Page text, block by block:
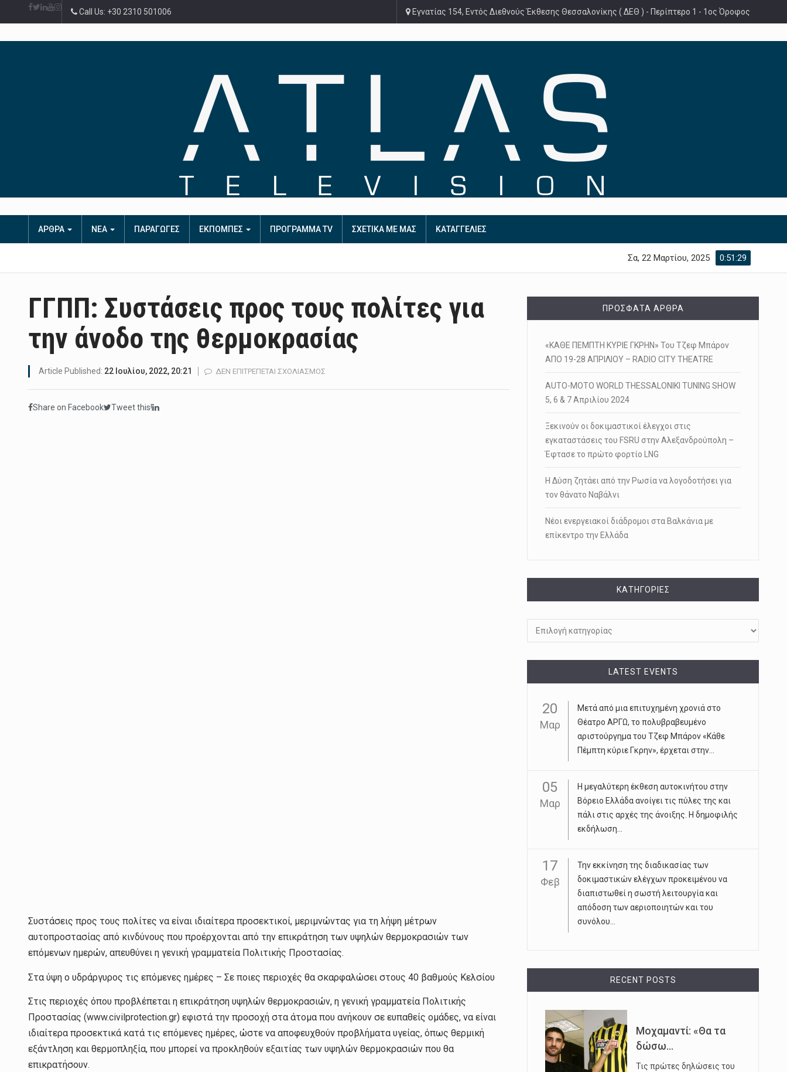
Call Us: +30 2310 501006 Εγνατίας 154, Εντός Διεθνούς Έκθεσης Θεσσαλονίκης ( ΔΕΘ ) - Περίπτερο 1 - 1ος Όροφος
ΑΡΘΡΑ ΝΕΑ ΠΑΡΑΓΩΓΕΣ ΕΚΠΟΜΠΕΣ ΠΡΟΓΡΑΜΜΑ TV ΣΧΕΤΙΚΑ ΜΕ ΜΑΣ ΚΑΤΑΓΓΕΛΙΕΣ
0:51:30
Σα, 22 Μαρτίου, 2025
ΓΓΠΠ: Συστάσεις προς τους πολίτες για
την άνοδο της θερμοκρασίας
Article Published: 22 Ιουλίου, 2022, 20:21 ΔΕΝ ΕΠΙΤΡΈΠΕΤΑΙ ΣΧΟΛΙΑΣΜΌΣ
Share on Facebook Tweet this!
Συστάσεις προς τους πολίτες να είναι ιδιαίτερα προσεκτικοί, μεριμνώντας για τη λήψη μέτρων
αυτοπροστασίας από κινδύνους που προέρχονται από την επικράτηση των υψηλών θερμοκρασιών των
επόμενων ημερών, απευθύνει η γενική γραμματεία Πολιτικής Προστασίας.
Στα ύψη ο υδράργυρος τις επόμενες ημέρες – Σε ποιες περιοχές θα σκαρφαλώσει στους 40 βαθμούς Κελσίου
Στις περιοχές όπου προβλέπεται η επικράτηση υψηλών θερμοκρασιών, η γενική γραμματεία Πολιτικής
Προστασίας (www.civilprotection.gr) εφιστά την προσοχή στα άτομα που ανήκουν σε ευπαθείς ομάδες, να είναι
ιδιαίτερα προσεκτικά κατά τις επόμενες ημέρες, ώστε να αποφευχθούν προβλήματα υγείας, όπως θερμική
εξάντληση και θερμοπληξία, που μπορεί να προκληθούν εξαιτίας των υψηλών θερμοκρασιών που θα
επικρατήσουν.
ΠΡΌΣΦΑΤΑ ΆΡΘΡΑ
«ΚΑΘΕ ΠΕΜΠΤΗ ΚΥΡΙΕ ΓΚΡΗΝ» Του Τζεφ Μπάρον
ΑΠΟ 19-28 ΑΠΡΙΛΙΟΥ – RADIO CITY THEATRE
AUTO-MOTO WORLD THESSALONIKI TUNING SHOW
5, 6 & 7 Απριλίου 2024
Ξεκινούν οι δοκιμαστικοί έλεγχοι στις
εγκαταστάσεις του FSRU στην Αλεξανδρούπολη –
Έφτασε το πρώτο φορτίο LNG
Η Δύση ζητάει από την Ρωσία να λογοδοτήσει για
τον θάνατο Ναβάλνι
Νέοι ενεργειακοί διάδρομοι στα Βαλκάνια με
επίκεντρο την Ελλάδα
KΑΤΗΓΟΡΊΕΣ
LATEST EVENTS
20
Μαρ
Μετά από μια επιτυχημένη χρονιά στο
Θέατρο ΑΡΓΩ, το πολυβραβευμένο
αριστούργημα του Τζεφ Μπάρον «Κάθε
Πέμπτη κύριε Γκρην», έρχεται στην...
05
Μαρ
Η μεγαλύτερη έκθεση αυτοκινήτου στην
Βόρειο Ελλάδα ανοίγει τις πύλες της και
πάλι στις αρχές της άνοιξης. Η δημοφιλής
εκδήλωση...
17
Φεβ
Την εκκίνηση της διαδικασίας των
δοκιμαστικών ελέγχων προκειμένου να
διαπιστωθεί η σωστή λειτουργία και
απόδοση των αεριοποιητών και του
συνόλου...
RECENT POSTS
Μοχαμαντί: «Θα τα
δώσω...
Τις πρώτες δηλώσεις του